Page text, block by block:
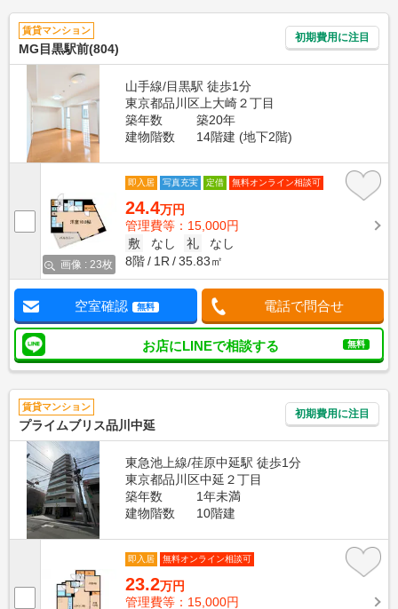
賃貸マンション
MG目黒駅前(804)
初期費用に注目
山手線/目黒駅 徒歩1分
東京都品川区上大崎２丁目
築年数
築20年
建物階数
14階建 (地下2階)
画像 : 23枚
即入居 写真充実 定借 無料オンライン相談可
24.4万円
管理費等：15,000円
敷
なし 礼
なし
8階
1R 35.83㎡
空室確認 無料 電話で問合せ
お店にLINEで相談する 無料
賃貸マンション
プライムブリス品川中延
初期費用に注目
東急池上線/荏原中延駅 徒歩1分
東京都品川区中延２丁目
築年数
1年未満
建物階数
10階建
即入居 無料オンライン相談可
23.2万円
管理費等：15,000円